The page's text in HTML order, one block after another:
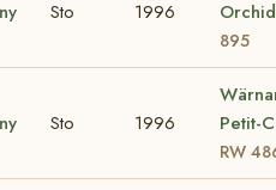
Sto 1996
895
Sto 1996
Petit-
RW